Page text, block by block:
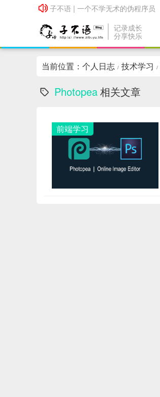
子不语 | 一个不学无术的伪程序员
记录成长
分享快乐
当前位置： 个人日志 / 技术学习 /
Photopea相关文章
前端学习